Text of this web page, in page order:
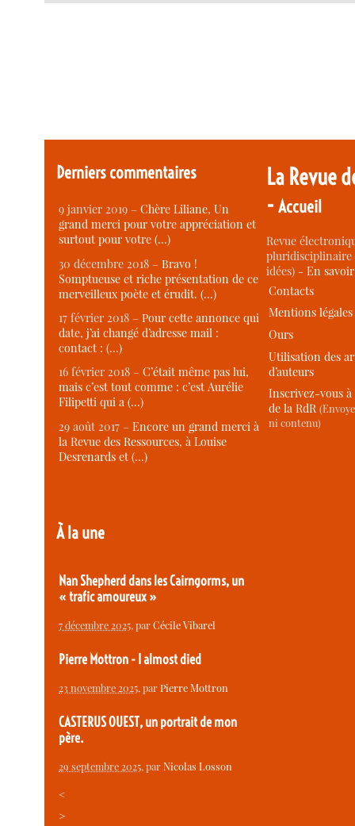
Derniers commentaires
9 janvier 2019 –Chère Liliane, Un
grand merci pour votre appréciation et
surtout pour votre (…)
30 décembre 2018 –Bravo !
Somptueuse et riche présentation de ce
merveilleux poète et érudit. (…)
17 février 2018 –Pour cette annonce qui
date, j’ai changé d’adresse mail :
contact : (…)
16 février 2018 –C’était même pas lui,
mais c’est tout comme : c’est Aurélie
Filipetti qui a (…)
29 août 2017 –Encore un grand merci à
la Revue des Ressources, à Louise
Desrenards et (…)
À la une
Nan Shepherd dans les Cairngorms, un
« trafic amoureux »
7 décembre 2025, parCécile Vibarel
Pierre Mottron - I almost died
23 novembre 2025, parPierre Mottron
CASTERUS OUEST, un portrait de mon
père.
29 septembre 2025, parNicolas Losson
<
>
La Revue
-Accueil
Revue
idées) -En
Contacts
Mentions légales
Ours
Utilisation des
d’auteurs
Inscrivez-vous
de la RdR
ni contenu)